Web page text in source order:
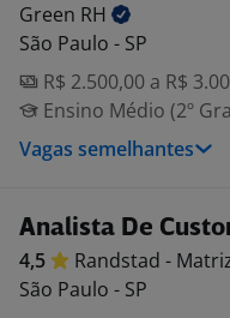
Green RH
São Paulo - SP
R$ 2.500,00 a R$
Ensino Médio (2º
Vagas semelhantes
Analista De
4,5 Randstad -
São Paulo - SP